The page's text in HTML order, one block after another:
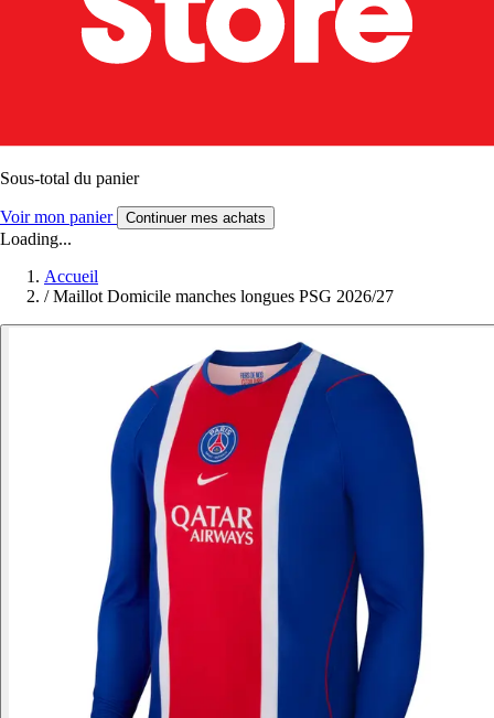
Sous-total du panier
Voir mon panier Continuer mes achats
Loading...
Accueil
/ Maillot Domicile manches longues PSG 2026/27